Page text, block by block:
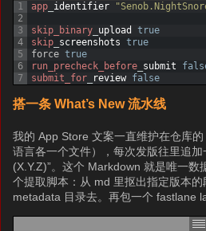
1
2
3
4
5
6
7
app identifier
skip_binary upload
true
skip screenshots true
force true
run_precheck_before submit
submit_for
review false
搭一条 What’s New 流水线
我的 App Store 文案一直维护在仓库
语言各一个文件），每次发版往里追加
(X.Y.Z)”。这个 Markdown 就是唯一数
个提取脚本：从 md 里抠出指定版本
metadata 目录去。再包一个 fastlane